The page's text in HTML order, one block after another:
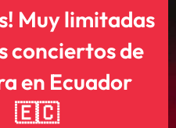
Muy limitadas
conciertos de
en Ecuador
🇪🇨